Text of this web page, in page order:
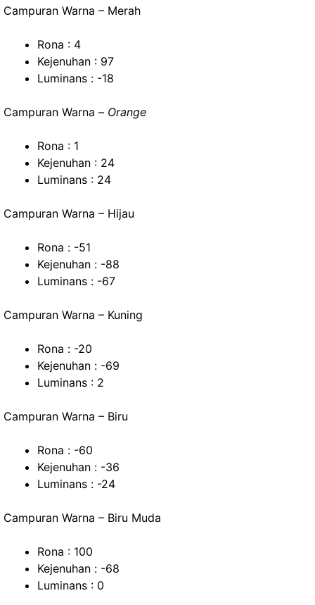
Campuran Warna – Merah
Rona : 4
Kejenuhan : 97
Luminans : -18
Campuran Warna – Orange
Rona : 1
Kejenuhan : 24
Luminans : 24
Campuran Warna – Hijau
Rona : -51
Kejenuhan : -88
Luminans : -67
Campuran Warna – Kuning
Rona : -20
Kejenuhan : -69
Luminans : 2
Campuran Warna – Biru
Rona : -60
Kejenuhan : -36
Luminans : -24
Campuran Warna – Biru Muda
Rona : 100
Kejenuhan : -68
Luminans : 0